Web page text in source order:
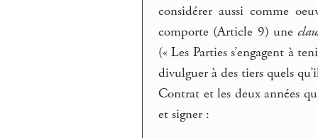
considérer aussi comme
comporte (Article 9) une
(« Les Parties s’engagent à
divulguer à des tiers quels
Contrat et les deux années
et signer :